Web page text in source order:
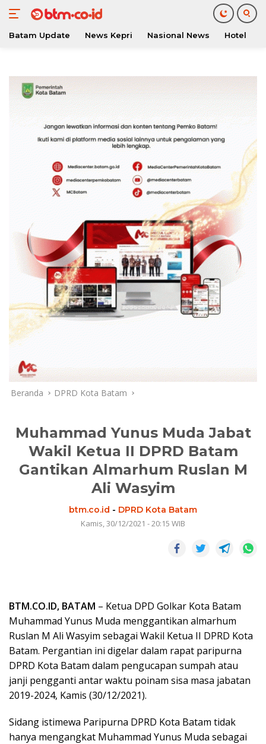
konten
Batam Update News Kepri Nasional News Hotel
Beranda DPRD Kota Batam
Muhammad Yunus Muda Jabat
Wakil Ketua II DPRD Batam
Gantikan Almarhum Ruslan M
Ali Wasyim
btm.co.id - DPRD Kota Batam
Kamis, 30/12/2021 - 20:15 WIB
BTM.CO.ID, BATAM – Ketua DPD Golkar Kota Batam
Muhammad Yunus Muda menggantikan almarhum
Ruslan M Ali Wasyim sebagai Wakil Ketua II DPRD Kota
Batam. Pergantian ini digelar dalam rapat paripurna
DPRD Kota Batam dalam pengucapan sumpah atau
janji pengganti antar waktu poinam sisa masa jabatan
2019-2024, Kamis (30/12/2021).
Sidang istimewa Paripurna DPRD Kota Batam tidak
hanya mengangkat Muhammad Yunus Muda sebagai